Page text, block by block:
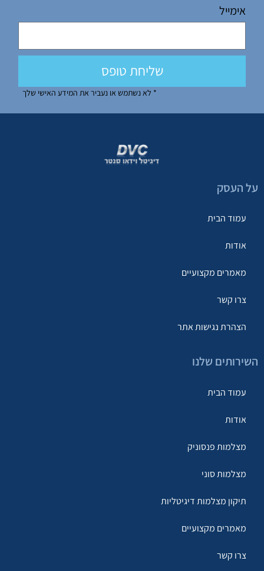
אימייל
שליחת טופס
* לא נשתמש או נעביר את המידע האישי שלך
על העסק
עמוד הבית
אודות
מאמרים מקצועיים
צרו קשר
הצהרת נגישות אתר
השירותים שלנו
עמוד הבית
אודות
מצלמות פנסוניק
מצלמות סוני
תיקון מצלמות דיגיטליות
מאמרים מקצועיים
צרו קשר